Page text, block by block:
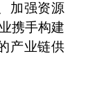
加强资源
携手构建
产业链供